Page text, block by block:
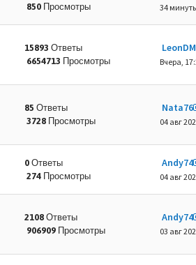
850 Просмотры
34
15893 Ответы
6654713 Просмотры
LeonDM
Вчера,
85 Ответы
3728 Просмотры
Nata76
04 авг
0 Ответы
274 Просмотры
Andy74
04 авг
2108 Ответы
906909 Просмотры
Andy74
03 авг